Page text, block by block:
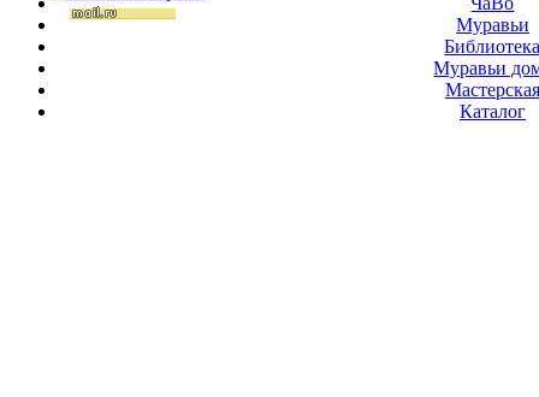
Муравьи
Муравьи
Мастерская
Каталог